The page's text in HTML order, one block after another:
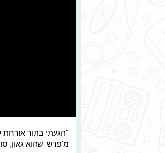
"הגעתי בתור אורחת
מ'פרש' שהוא גאון,